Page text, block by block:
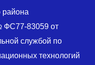
района
ФС77-83059 от
службой по
технологий